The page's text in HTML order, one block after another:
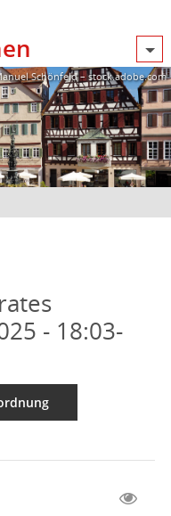
Schönfeld – stock.adobe.com
- 18:03-